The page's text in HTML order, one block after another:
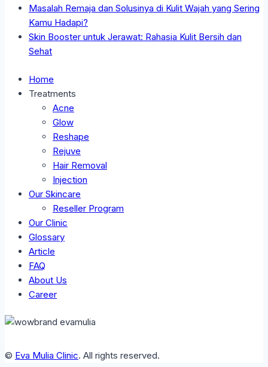
Masalah Remaja dan Solusinya di Kulit Wajah yang Sering
Kamu Hadapi?
Skin Booster untuk Jerawat: Rahasia Kulit Bersih dan
Sehat
Home
Treatments
Acne
Glow
Reshape
Rejuve
Hair Removal
Injection
Our Skincare
Reseller Program
Our Clinic
Glossary
Article
FAQ
About Us
Career
© Eva Mulia Clinic. All rights reserved.